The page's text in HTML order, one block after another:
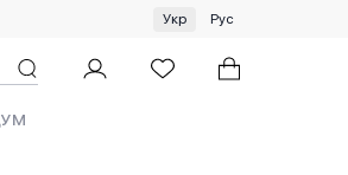
на одяг та хустки ЦУМ by GUNIA
Укр Рус